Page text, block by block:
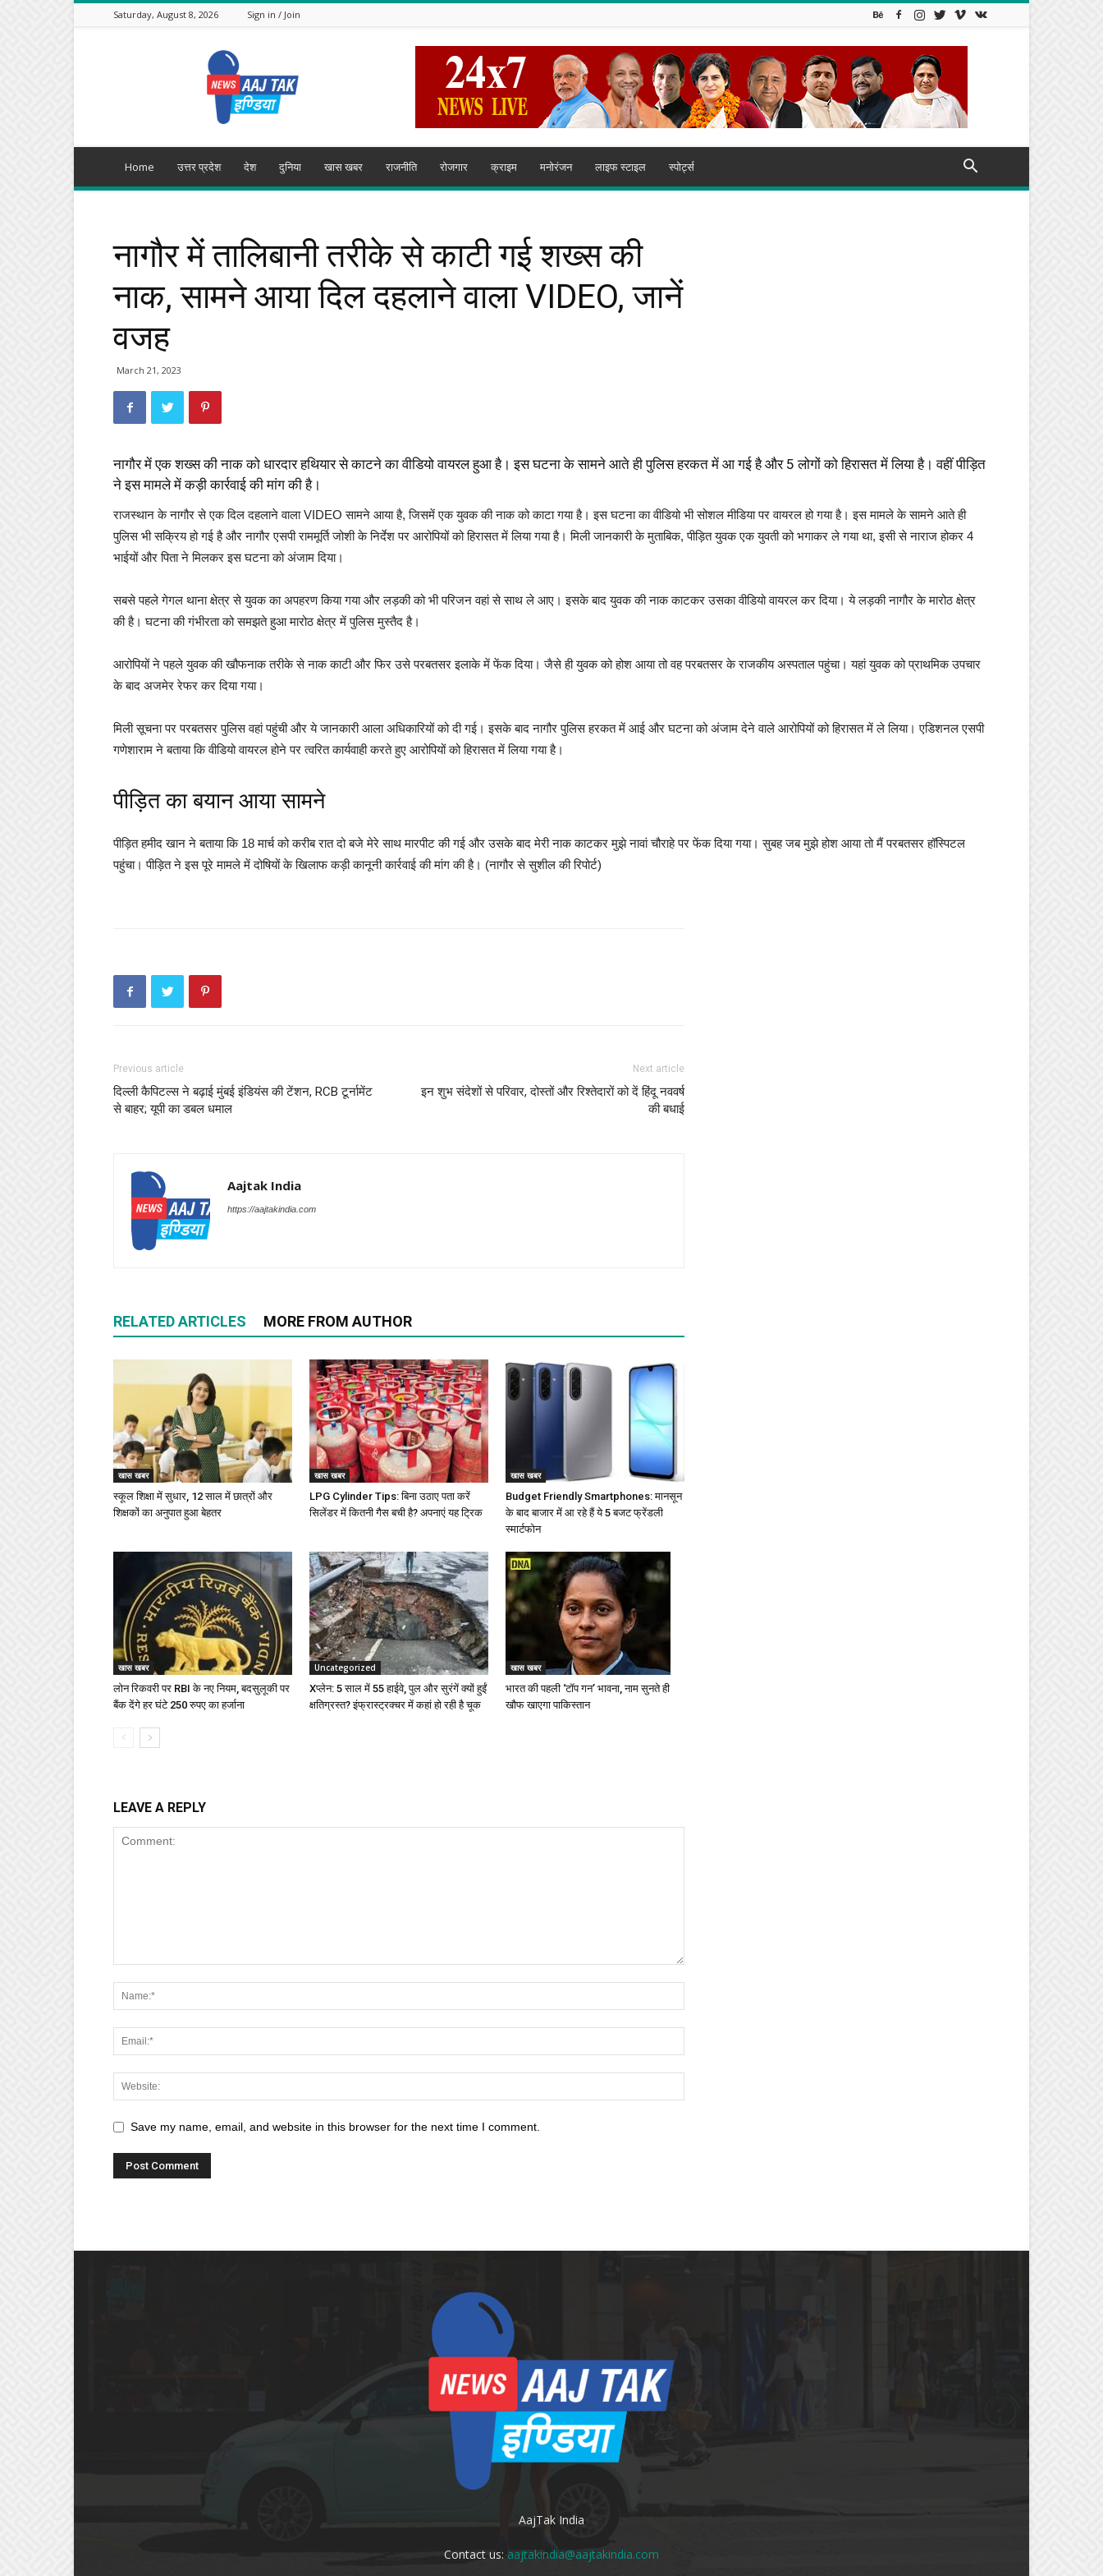
Saturday, August 8, 2026 Sign in / Join
India
Home उत्तर प्रदेश देश दुनिया खास खबर राजनीति रोजगार क्राइम मनोरंजन लाइफ स्टाइल स्पोर्ट्स
नागौर में तालिबानी तरीके से काटी गई शख्स की
नाक, सामने आया दिल दहलाने वाला VIDEO, जानें
वजह
March 21, 2023
नागौर में एक शख्स की नाक को धारदार हथियार से काटने का वीडियो वायरल हुआ है। इस घटना के सामने आते ही पुलिस हरकत में आ गई है और 5 लोगों को हिरासत में लिया है। वहीं पीड़ित
ने इस मामले में कड़ी कार्रवाई की मांग की है।
राजस्थान के नागौर से एक दिल दहलाने वाला VIDEO सामने आया है, जिसमें एक युवक की नाक को काटा गया है। इस घटना का वीडियो भी सोशल मीडिया पर वायरल हो गया है। इस मामले के सामने आते ही
पुलिस भी सक्रिय हो गई है और नागौर एसपी राममूर्ति जोशी के निर्देश पर आरोपियों को हिरासत में लिया गया है। मिली जानकारी के मुताबिक, पीड़ित युवक एक युवती को भगाकर ले गया था, इसी से नाराज होकर 4
भाईयों और पिता ने मिलकर इस घटना को अंजाम दिया।
सबसे पहले गेगल थाना क्षेत्र से युवक का अपहरण किया गया और लड़की को भी परिजन वहां से साथ ले आए। इसके बाद युवक की नाक काटकर उसका वीडियो वायरल कर दिया। ये लड़की नागौर के मारोठ क्षेत्र
की है। घटना की गंभीरता को समझते हुआ मारोठ क्षेत्र में पुलिस मुस्तैद है।
आरोपियों ने पहले युवक की खौफनाक तरीके से नाक काटी और फिर उसे परबतसर इलाके में फेंक दिया। जैसे ही युवक को होश आया तो वह परबतसर के राजकीय अस्पताल पहुंचा। यहां युवक को प्राथमिक उपचार
के बाद अजमेर रेफर कर दिया गया।
मिली सूचना पर परबतसर पुलिस वहां पहुंची और ये जानकारी आला अधिकारियों को दी गई। इसके बाद नागौर पुलिस हरकत में आई और घटना को अंजाम देने वाले आरोपियों को हिरासत में ले लिया। एडिशनल एसपी
गणेशाराम ने बताया कि वीडियो वायरल होने पर त्वरित कार्यवाही करते हुए आरोपियों को हिरासत में लिया गया है।
पीड़ित का बयान आया सामने
पीड़ित हमीद खान ने बताया कि 18 मार्च को करीब रात दो बजे मेरे साथ मारपीट की गई और उसके बाद मेरी नाक काटकर मुझे नावां चौराहे पर फेंक दिया गया। सुबह जब मुझे होश आया तो मैं परबतसर हॉस्पिटल
पहुंचा। पीड़ित ने इस पूरे मामले में दोषियों के खिलाफ कड़ी कानूनी कार्रवाई की मांग की है। (नागौर से सुशील की रिपोर्ट)
Previous article
दिल्ली कैपिटल्स ने बढ़ाई मुंबई इंडियंस की टेंशन, RCB टूर्नामेंट
से बाहर; यूपी का डबल धमाल
Next article
इन शुभ संदेशों से परिवार, दोस्तों और रिश्तेदारों को दें हिंदू नववर्ष
की बधाई
Aajtak India
https://aajtakindia.com
RELATED ARTICLES MORE FROM AUTHOR
खास खबर
स्कूल शिक्षा में सुधार, 12 साल में छात्रों और
शिक्षकों का अनुपात हुआ बेहतर
खास खबर
LPG Cylinder Tips: बिना उठाए पता करें
सिलेंडर में कितनी गैस बची है? अपनाएं यह ट्रिक
खास खबर
Budget Friendly Smartphones: मानसून
के बाद बाजार में आ रहे हैं ये 5 बजट फ्रेंडली
स्मार्टफोन
खास खबर
लोन रिकवरी पर RBI के नए नियम, बदसुलूकी पर
बैंक देंगे हर घंटे 250 रुपए का हर्जाना
Uncategorized
Xप्लेन: 5 साल में 55 हाईवे, पुल और सुरंगें क्यों हुईं
क्षतिग्रस्त? इंफ्रास्ट्रक्चर में कहां हो रही है चूक
खास खबर
भारत की पहली ‘टॉप गन’ भावना, नाम सुनते ही
खौफ खाएगा पाकिस्तान
LEAVE A REPLY
Save my name, email, and website in this browser for the next time I comment.
AajTak India
Contact us: aajtakindia@aajtakindia.com